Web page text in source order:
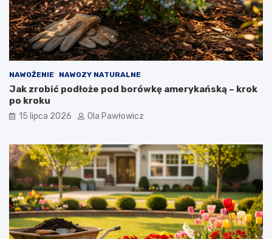
NAWOŻENIE NAWOZY NATURALNE
Jak zrobić podłoże pod borówkę amerykańską – krok
po kroku
15 lipca 2026 Ola Pawłowicz